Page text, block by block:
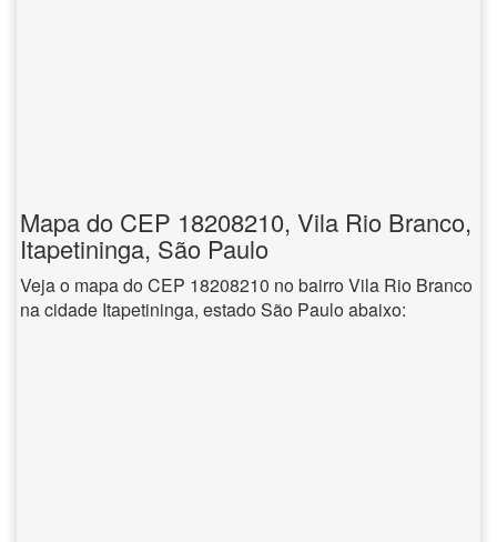
Mapa do CEP 18208210, Vila Rio Branco,
Itapetininga, São Paulo
Veja o mapa do CEP 18208210 no bairro Vila Rio Branco
na cidade Itapetininga, estado São Paulo abaixo: